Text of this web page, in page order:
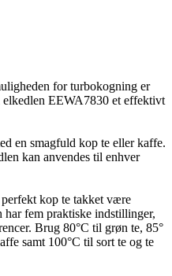
for turbokogning er
EEWA7830 et effektivt
en smagfuld kop te eller kaffe.
kan anvendes til enhver
perfekt kop te takket være
har fem praktiske indstillinger,
Brug 80°C til grøn te, 85°
samt 100°C til sort te og te